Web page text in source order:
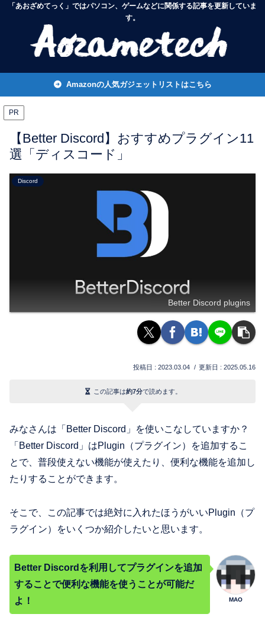
「あおざめてっく」ではパソコン、ゲームなどに関係する記事を更新していま
す。
Amazonの人気ガジェットリストはこちら
PR
【Better Discord】おすすめプラグイン11
選「ディスコード」
Discord
Better Discord plugins
2023.03.04 2025.05.16
この記事は約7分で読めます。
みなさんは「Better Discord」を使いこなしていますか？
「Better Discord」はPlugin（プラグイン）を追加するこ
とで、普段使えない機能が使えたり、便利な機能を追加し
たりすることができます。
そこで、この記事では絶対に入れたほうがいいPlugin（プ
ラグイン）をいくつか紹介したいと思います。
MAO
Better Discordを利用してプラグインを追加
することで便利な機能を使うことが可能だ
よ！